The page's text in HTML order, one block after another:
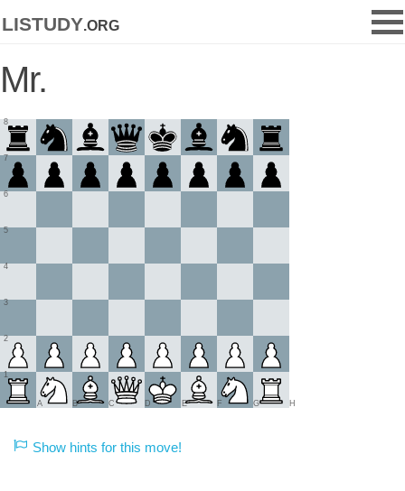
listudy.org
Mr.
1
2
3
4
5
6
7
8
A B C D E F G H
Show hints for this move!